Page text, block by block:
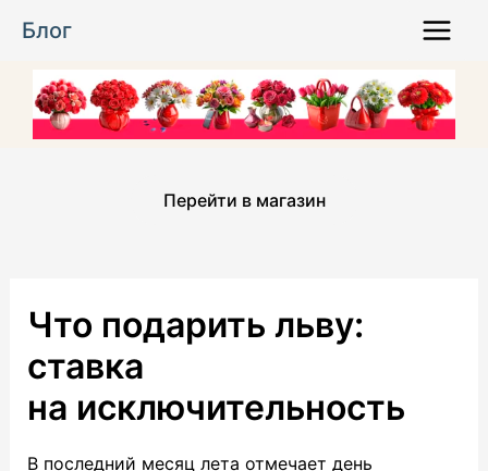
Блог
Menu
Перейти в магазин
Что подарить льву:
ставка
на исключительность
В последний месяц лета отмечает день